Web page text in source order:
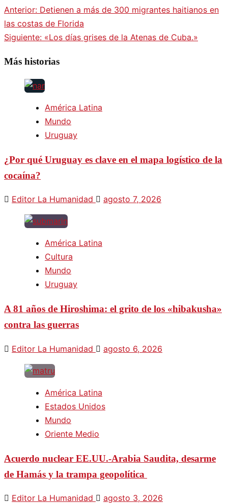
Anterior: Detienen a más de 300 migrantes haitianos en
las costas de Florida
Siguiente: «Los días grises de la Atenas de Cuba.»
Más historias
América Latina
Mundo
Uruguay
¿Por qué Uruguay es clave en el mapa logístico de la
cocaína?
Editor La Humanidad agosto 7, 2026
América Latina
Cultura
Mundo
Uruguay
A 81 años de Hiroshima: el grito de los «hibakusha»
contra las guerras
Editor La Humanidad agosto 6, 2026
América Latina
Estados Unidos
Mundo
Oriente Medio
Acuerdo nuclear EE.UU.-Arabia Saudita, desarme
de Hamás y la trampa geopolítica
Editor La Humanidad agosto 3, 2026